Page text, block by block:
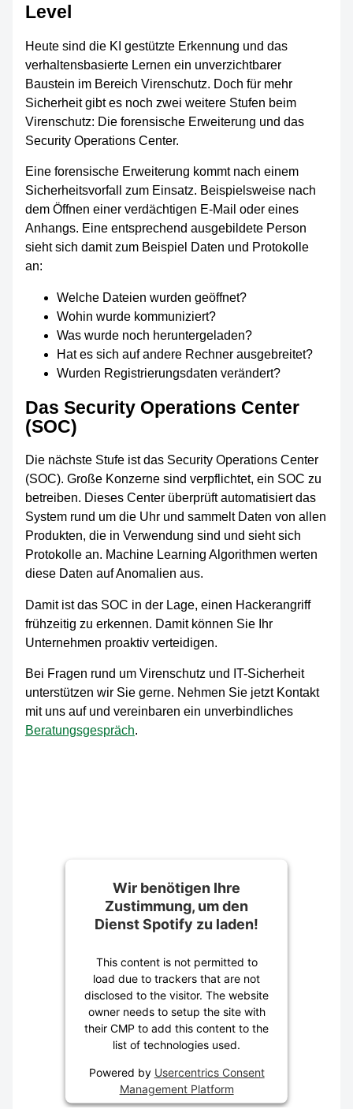
Level
Heute sind die KI gestützte Erkennung und das
verhaltensbasierte Lernen ein unverzichtbarer
Baustein im Bereich Virenschutz. Doch für mehr
Sicherheit gibt es noch zwei weitere Stufen beim
Virenschutz: Die forensische Erweiterung und das
Security Operations Center.
Eine forensische Erweiterung kommt nach einem
Sicherheitsvorfall zum Einsatz. Beispielsweise nach
dem Öffnen einer verdächtigen E-Mail oder eines
Anhangs. Eine entsprechend ausgebildete Person
sieht sich damit zum Beispiel Daten und Protokolle
an:
Welche Dateien wurden geöffnet?
Wohin wurde kommuniziert?
Was wurde noch heruntergeladen?
Hat es sich auf andere Rechner ausgebreitet?
Wurden Registrierungsdaten verändert?
Das Security Operations Center
(SOC)
Die nächste Stufe ist das Security Operations Center
(SOC). Große Konzerne sind verpflichtet, ein SOC zu
betreiben. Dieses Center überprüft automatisiert das
System rund um die Uhr und sammelt Daten von allen
Produkten, die in Verwendung sind und sieht sich
Protokolle an. Machine Learning Algorithmen werten
diese Daten auf Anomalien aus.
Damit ist das SOC in der Lage, einen Hackerangriff
frühzeitig zu erkennen. Damit können Sie Ihr
Unternehmen proaktiv verteidigen.
Bei Fragen rund um Virenschutz und IT-Sicherheit
unterstützen wir Sie gerne. Nehmen Sie jetzt Kontakt
mit uns auf und vereinbaren ein unverbindliches
Beratungsgespräch.
Wir benötigen Ihre
Zustimmung, um den
Dienst Spotify zu laden!
This content is not permitted to
load due to trackers that are not
disclosed to the visitor. The website
owner needs to setup the site with
their CMP to add this content to the
list of technologies used.
Powered by Usercentrics Consent
Management Platform